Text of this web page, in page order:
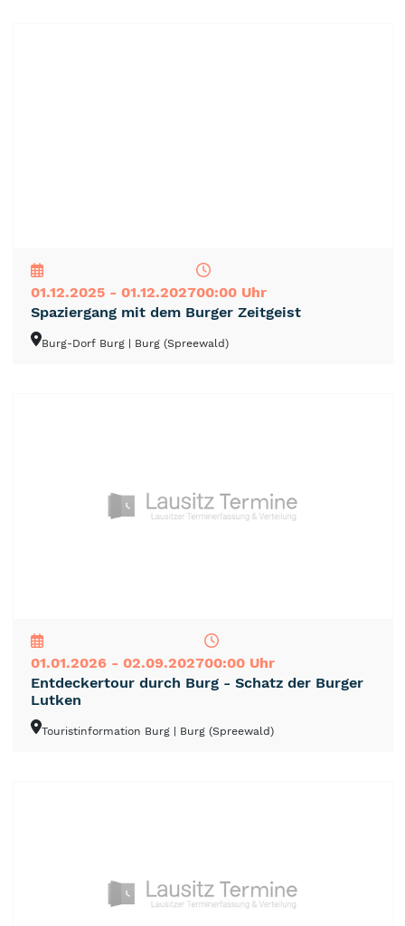
01.12.2025 - 01.12.202700:00 Uhr
Spaziergang mit dem Burger Zeitgeist
Burg-Dorf Burg | Burg (Spreewald)
01.01.2026 - 02.09.202700:00 Uhr
Entdeckertour durch Burg - Schatz der Burger
Lutken
Touristinformation Burg | Burg (Spreewald)